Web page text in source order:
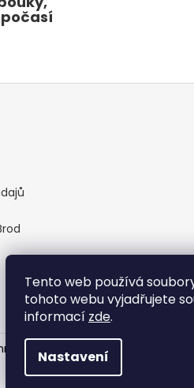
Tento web používá
tohoto webu vyjadřujete
informací zde.
Nastavení
práva vyhrazena.